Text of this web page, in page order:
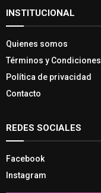
INSTITUCIONAL
Quienes somos
Términos y Condiciones
Política de privacidad
Contacto
REDES SOCIALES
Facebook
Instagram